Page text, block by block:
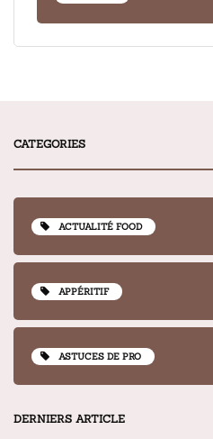
CATEGORIES
ACTUALITÉ FOOD
APPÉRITIF
ASTUCES DE PRO
DERNIERS ARTICLE